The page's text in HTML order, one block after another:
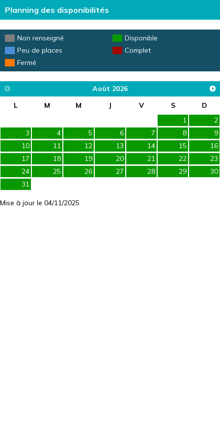
Planning des disponibilités
Non renseigné
Disponible
Peu de places
Complet
Fermé
Août 2026
L
M M J V S
D
1
2
3
4 5 6 7 8
9
10
11 12 13 14 15
16
17
18 19 20 21 22
23
24
25 26 27 28 29
30
31
Mise à jour le 04/11/2025